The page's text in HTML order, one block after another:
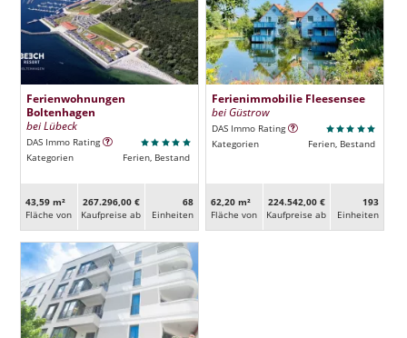
Ferienwohnungen
Boltenhagen
bei Lübeck
DAS Immo Rating
Kategorien
Ferien, Bestand
43,59 m²
Fläche von
267.296,00 €
Kaufpreise ab
68
Ein­heiten
Ferienimmobilie Fleesensee
bei Güstrow
DAS Immo Rating
Kategorien
Ferien, Bestand
62,20 m²
Fläche von
224.542,00 €
Kaufpreise ab
193
Ein­heiten